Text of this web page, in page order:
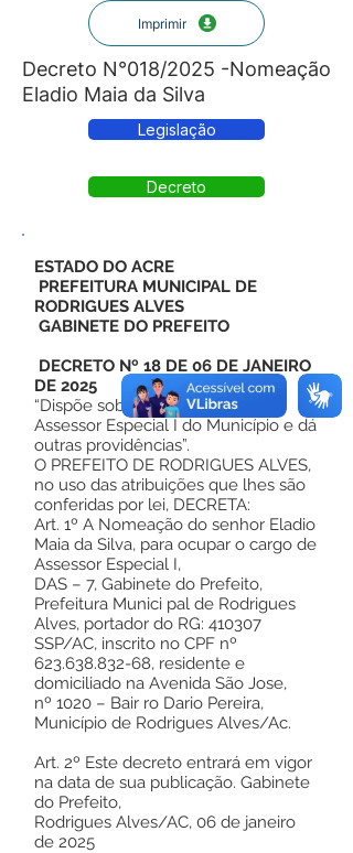
Imprimir
Decreto N°018/2025 -Nomeação
Eladio Maia da Silva
Legislação
Decreto
ESTADO DO ACRE
PREFEITURA MUNICIPAL DE
RODRIGUES ALVES
GABINETE DO PREFEITO
DECRETO Nº 18 DE 06 DE JANEIRO
DE 2025
“Dispõe sobre a Nomeação do
Assessor Especial I do Município e dá
outras providências”.
O PREFEITO DE RODRIGUES ALVES,
no uso das atribuições que lhes são
conferidas por lei, DECRETA:
Art. 1º A Nomeação do senhor Eladio
Maia da Silva, para ocupar o cargo de
Assessor Especial I,
DAS – 7, Gabinete do Prefeito,
Prefeitura Munici pal de Rodrigues
Alves, portador do RG: 410307
SSP/AC, inscrito no CPF nº
623.638.832-68, residente e
domiciliado na Avenida São Jose,
nº 1020 – Bair ro Dario Pereira,
Município de Rodrigues Alves/Ac.
Art. 2º Este decreto entrará em vigor
na data de sua publicação. Gabinete
do Prefeito,
Rodrigues Alves/AC, 06 de janeiro
de 2025